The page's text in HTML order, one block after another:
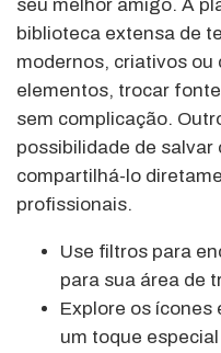
seu melhor amigo. A
biblioteca extensa de
modernos, criativos ou
elementos, trocar
sem complicação.
possibilidade de salvar
compartilhá-lo
profissionais.
Use filtros para
para sua área de
Explore os ícones
um toque